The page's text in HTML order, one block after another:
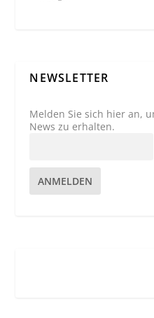
NEWSLETTER
Melden Sie sich hier an,
News zu erhalten.
ANMELDEN